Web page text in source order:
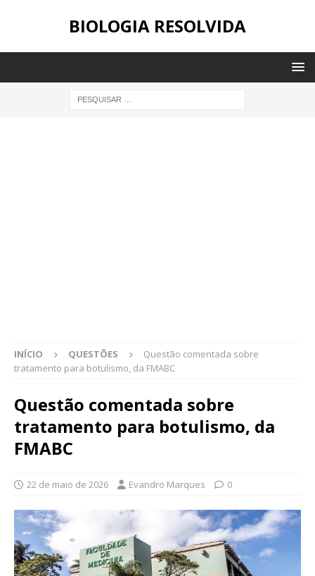
BIOLOGIA RESOLVIDA
INÍCIO QUESTÕES
Questão comentada sobre
tratamento para botulismo, da FMABC
Questão comentada sobre
tratamento para botulismo, da
FMABC
22 de maio de 2026 Evandro Marques 0